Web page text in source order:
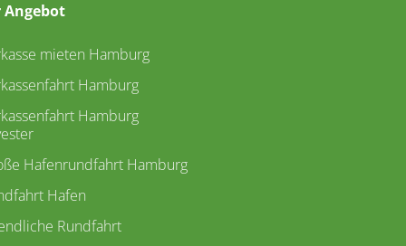
Angebot
mieten Hamburg
Hamburg
Hamburg
Hafenrundfahrt Hamburg
Hafen
Rundfahrt